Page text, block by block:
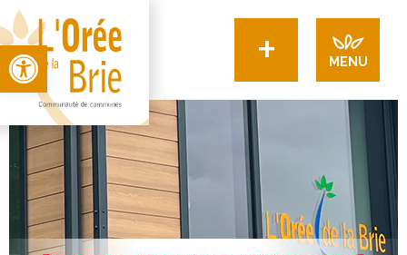
Open toolbar + MENU